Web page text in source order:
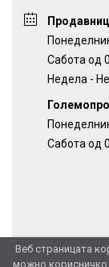
Веб страницата
можно
Сабота од
Недела -
Сабота од